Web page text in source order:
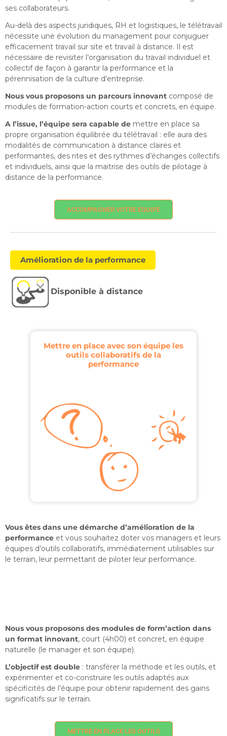
ses collaborateurs.
Au-delà des aspects juridiques, RH et logistiques, le télétravail
nécessite une évolution du management pour conjuguer
efficacement travail sur site et travail à distance. Il est
nécessaire de revisiter l’organisation du travail individuel et
collectif de façon à garantir la performance et la
pérennisation de la culture d’entreprise.
Nous vous proposons un parcours innovant composé de
modules de formation-action courts et concrets, en équipe.
A l’issue, l’équipe sera capable de mettre en place sa
propre organisation équilibrée du télétravail : elle aura des
modalités de communication à distance claires et
performantes, des rites et des rythmes d’échanges collectifs
et individuels, ainsi que la maitrise des outils de pilotage à
distance de la performance.
ACCOMPAGNER VOTRE EQUIPE
Amélioration de la performance
Disponible à distance
Mettre en place avec son équipe les
outils collaboratifs de la
performance
Vous êtes dans une démarche d’amélioration de la
performance et vous souhaitez doter vos managers et leurs
équipes d’outils collaboratifs, immédiatement utilisables sur
le terrain, leur permettant de piloter leur performance.
Nous vous proposons des modules de form’action dans
un format innovant, court (4h00) et concret, en équipe
naturelle (le manager et son équipe).
L’objectif est double : transférer la méthode et les outils, et
expérimenter et co-construire les outils adaptés aux
spécificités de l’équipe pour obtenir rapidement des gains
significatifs sur le terrain.
METTRE EN PLACE LES OUTILS